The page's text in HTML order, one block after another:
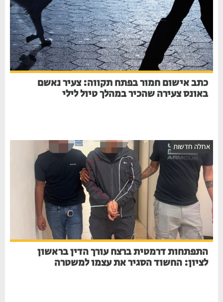
כתב אישום חמור בפתח תקווה: צעיר נאשם
באונס צעירה שהכיר במהלך טיול לילי
חדשות
התפתחות דרמטית ברצח עורך הדין בראשון
לציון: החשוד הסגיר את עצמו למשטרה